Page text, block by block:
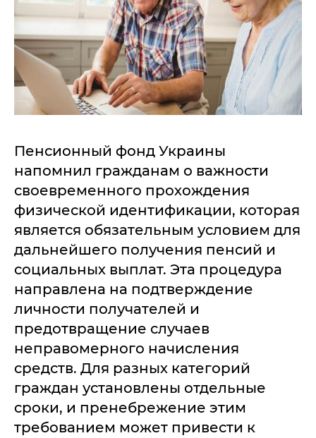
Пенсионный фонд Украины
напомнил гражданам о важности
своевременного прохождения
физической идентификации, которая
является обязательным условием для
дальнейшего получения пенсий и
социальных выплат. Эта процедура
направлена на подтверждение
личности получателей и
предотвращение случаев
неправомерного начисления
средств. Для разных категорий
граждан установлены отдельные
сроки, и пренебрежение этим
требованием может привести к